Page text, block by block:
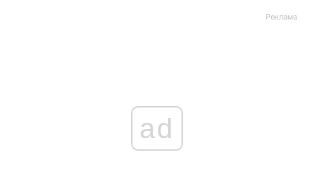
Реклама
ad